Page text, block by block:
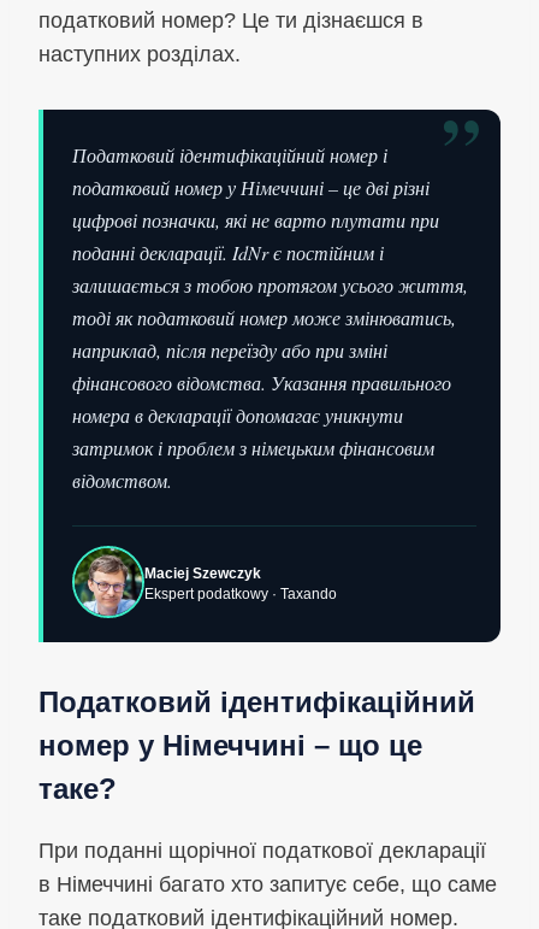
податковий номер? Це ти дізнаєшся в
наступних розділах.
”
Податковий ідентифікаційний номер і
податковий номер у Німеччині – це дві різні
цифрові позначки, які не варто плутати при
поданні декларації. IdNr є постійним і
залишається з тобою протягом усього життя,
тоді як податковий номер може змінюватись,
наприклад, після переїзду або при зміні
фінансового відомства. Указання правильного
номера в декларації допомагає уникнути
затримок і проблем з німецьким фінансовим
відомством.
Maciej Szewczyk
Ekspert podatkowy · Taxando
Податковий ідентифікаційний
номер у Німеччині – що це
таке?
При поданні щорічної податкової декларації
в Німеччині багато хто запитує себе, що саме
таке податковий ідентифікаційний номер.